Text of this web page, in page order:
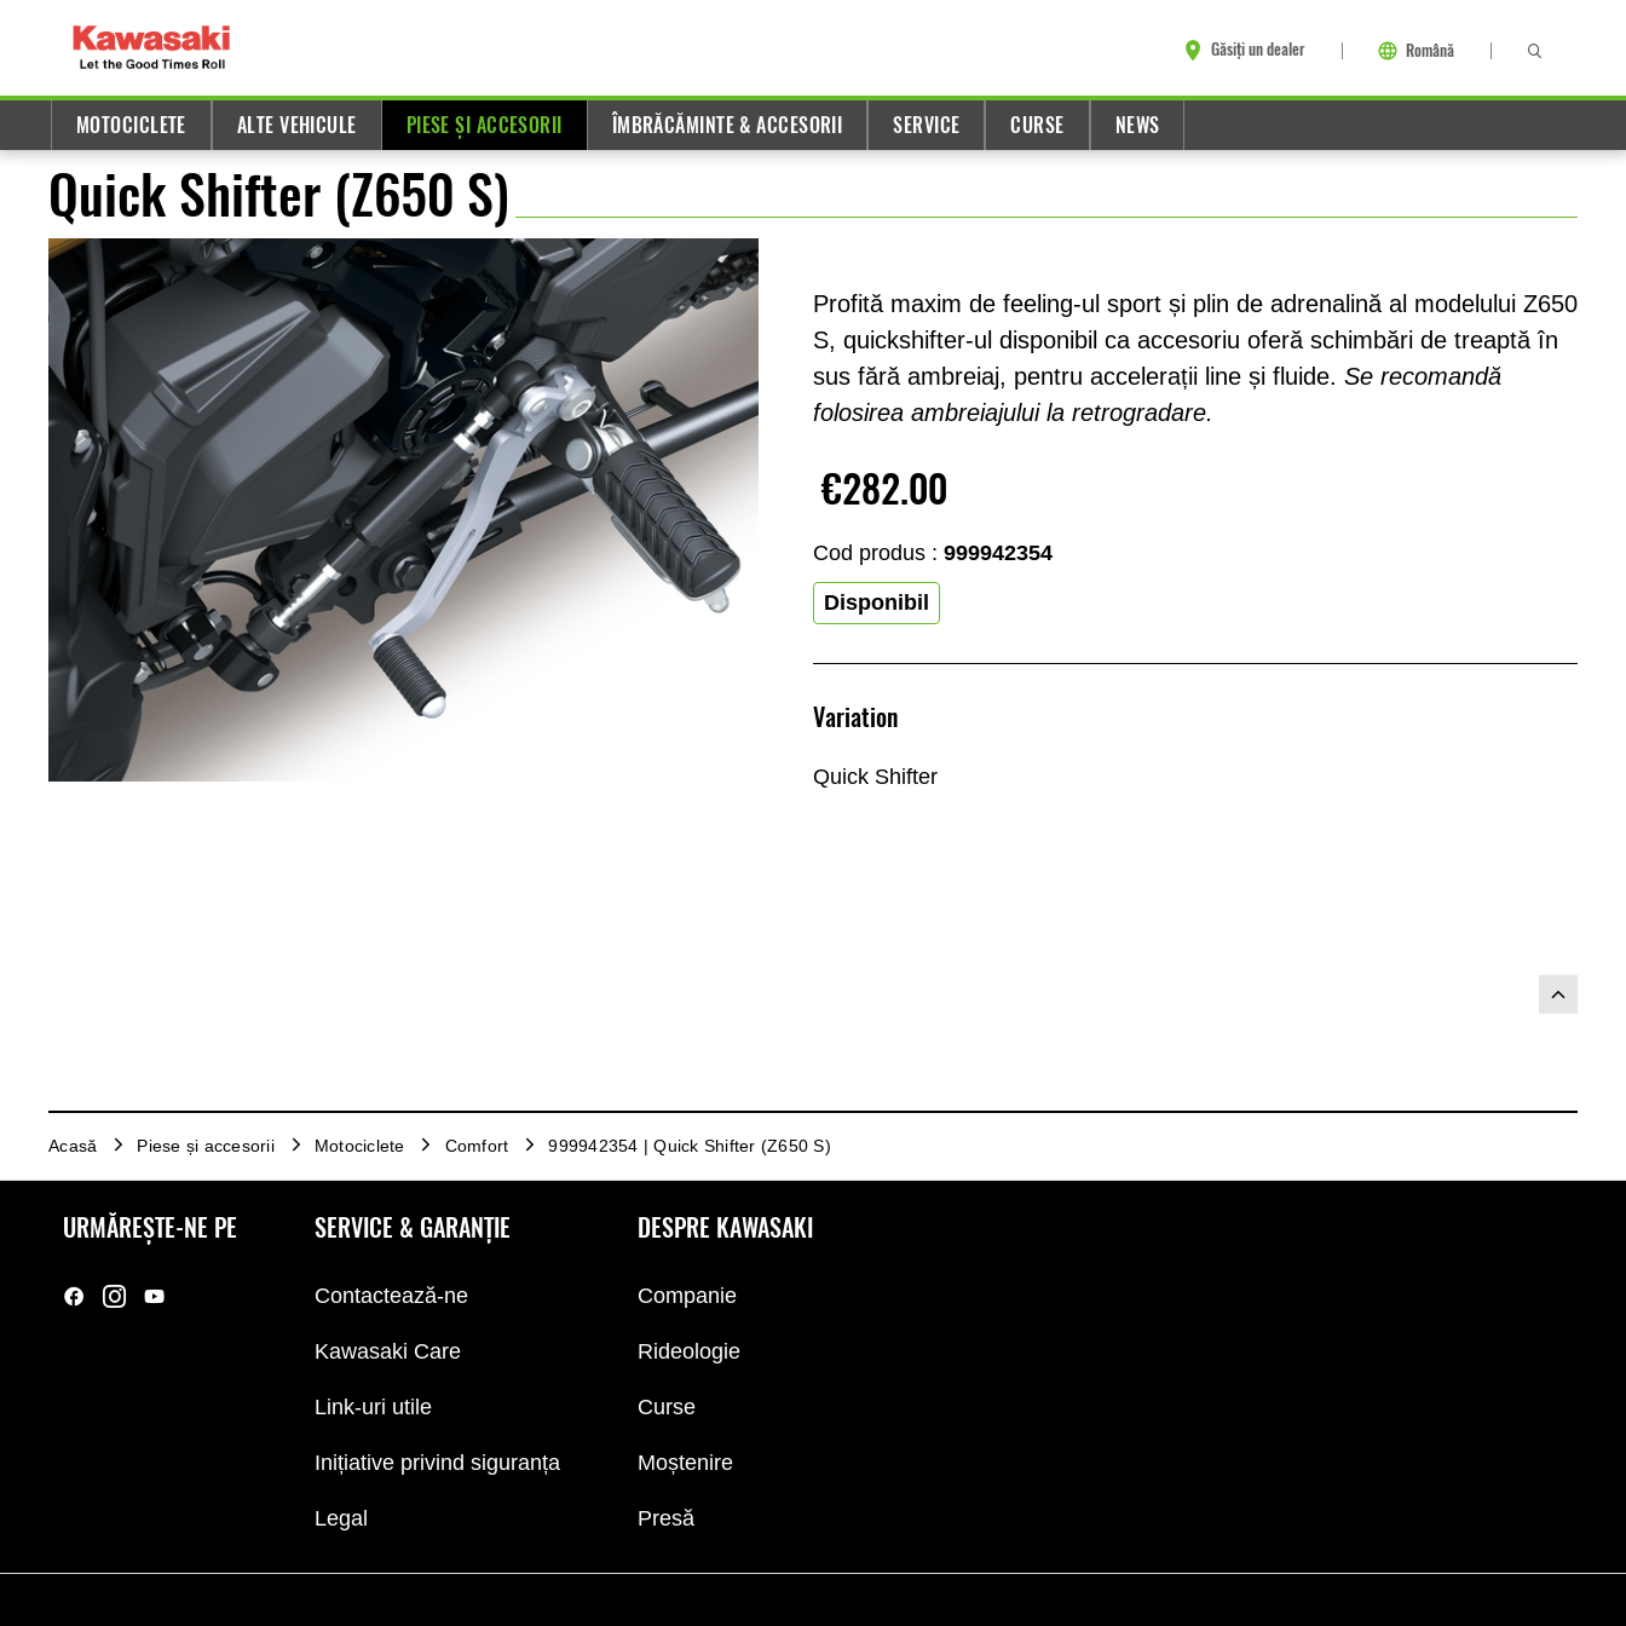
Găsiți un dealer Română
MOTOCICLETE ALTE VEHICULE PIESE ȘI ACCESORII ÎMBRĂCĂMINTE & ACCESORII SERVICE CURSE NEWS
Quick Shifter (Z650 S)
Profită maxim de feeling-ul sport și plin de adrenalină al modelului Z650
S, quickshifter-ul disponibil ca accesoriu oferă schimbări de treaptă în
sus fără ambreiaj, pentru accelerații line și fluide. Se recomandă
folosirea ambreiajului la retrogradare.
€282.00
Cod produs : 999942354
Disponibil
Variation
Quick Shifter
Acasă Piese și accesorii Motociclete Comfort 999942354 | Quick Shifter (Z650 S)
URMĂREȘTE-NE PE SERVICE & GARANȚIE
Contactează-ne
Kawasaki Care
Link-uri utile
Inițiative privind siguranța
Legal
DESPRE KAWASAKI
Companie
Rideologie
Curse
Moștenire
Presă